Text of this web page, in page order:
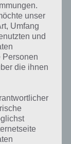
sich “Das
man ab und
Sachverhalt, um
ein Wort in der
Lösungen
der App geben.
unser
Umfang
und
Personen
die ihnen